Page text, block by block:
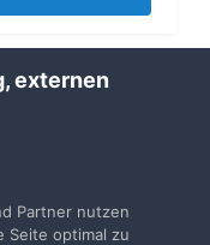
externen
Partner nutzen
Seite optimal zu